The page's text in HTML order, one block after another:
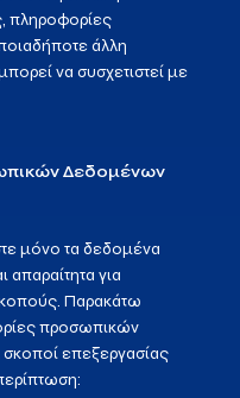
πληροφορίες
άλλη
να συσχετιστεί με
Δεδομένων
μόνο τα δεδομένα
για
Παρακάτω
προσωπικών
επεξεργασίας